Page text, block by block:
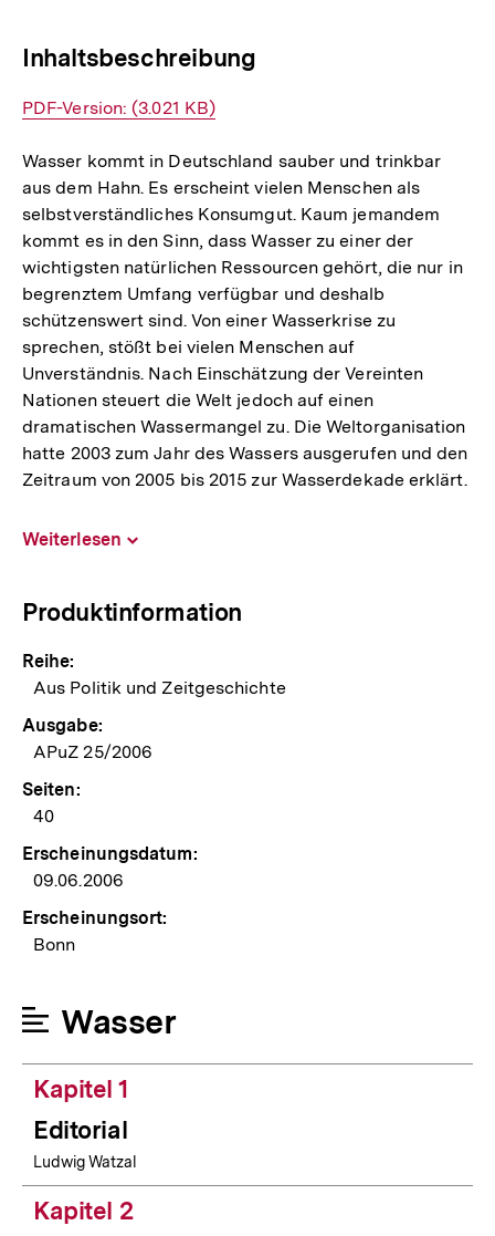
Inhaltsbeschreibung
Interner
PDF-Version: (3.021 KB)
Wasser kommt in Deutschland sauber und trinkbar
aus dem Hahn. Es erscheint vielen Menschen als
selbstverständliches Konsumgut. Kaum jemandem
kommt es in den Sinn, dass Wasser zu einer der
wichtigsten natürlichen Ressourcen gehört, die nur in
begrenztem Umfang verfügbar und deshalb
schützenswert sind. Von einer Wasserkrise zu
sprechen, stößt bei vielen Menschen auf
Unverständnis. Nach Einschätzung der Vereinten
Nationen steuert die Welt jedoch auf einen
dramatischen Wassermangel zu. Die Weltorganisation
hatte 2003 zum Jahr des Wassers ausgerufen und den
Zeitraum von 2005 bis 2015 zur Wasserdekade erklärt.
Weiterlesen
Produktinformation
Reihe:
Aus Politik und Zeitgeschichte
Ausgabe:
APuZ 25/2006
Seiten:
40
Erscheinungsdatum:
09.06.2006
Erscheinungsort:
Bonn
Wasser
Kapitel 1
Editorial
Ludwig Watzal
Kapitel 2